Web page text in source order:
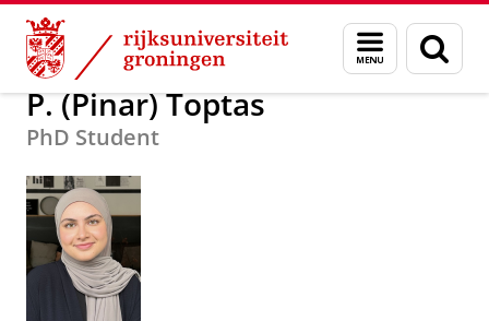
Skip
Content
Skip
Navigation
Menu
en
zoeken
Over ons P. (Pinar) Toptas
P. (Pinar) Toptas
PhD Student